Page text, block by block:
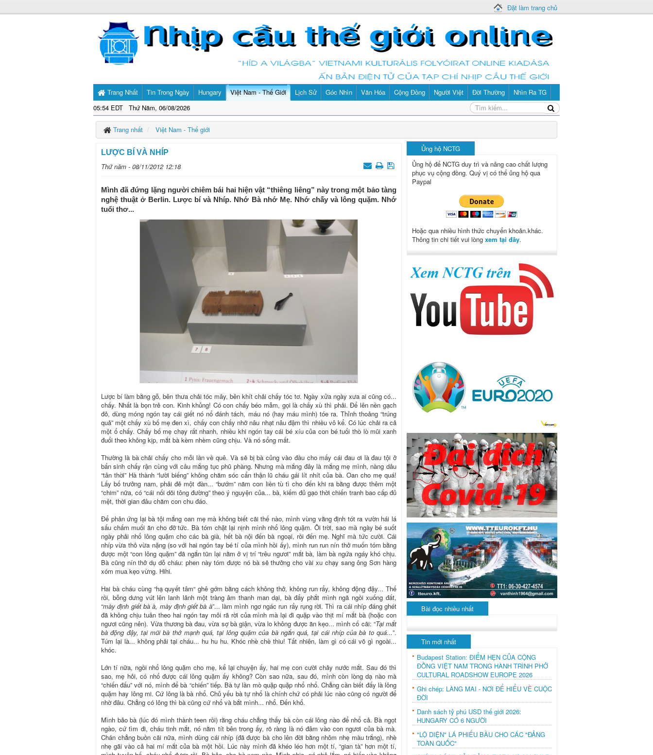
Đặt làm trang chủ
Trang Nhất
05:54 EDT Thứ Năm, 06/08/2026
Tin Trong Ngày Hungary Việt Nam - Thế Giới Lịch Sử Góc Nhìn Văn Hóa Cộng Đồng Người Việt Đời Thường Nhìn Ra TG
Trang nhất Việt Nam - Thế giới
LƯỢC BÍ VÀ NHÍP
Thứ năm - 08/11/2012 12:18
Mình đã đứng lặng người chiêm bái hai hiện vật “thiêng liêng” này trong một bảo tàng
nghệ thuật ở Berlin. Lược bí và Nhíp. Nhớ Bà nhớ Mẹ. Nhớ chấy và lông quặm. Nhớ
tuổi thơ...
Lược bí làm bằng gỗ, bên thưa chải tóc mây, bên khít chải chấy tóc tơ. Ngày xửa ngày xưa ai cũng có...
chấy. Nhất là bọn trẻ con. Kinh khủng! Có con chấy béo mẫm, gọi là chấy xù thì phải. Để lên nền gạch
đỏ, dùng móng ngón tay cái giết nó nổ đánh tách, máu nó (hay máu mình) tóe ra. Thỉnh thoảng “trúng
quả” một chấy xù bố mẹ đen xì, chấy con chấy nhỡ nâu nhạt nâu đậm thì nhiều vô kể. Có lúc chải ra cả
một ổ chấy. Chấy bố mẹ chạy rất nhanh, nhiều khi ngón tay cái bé xíu của con bé tuổi thò lò mũi xanh
đuổi theo không kịp, mắt bà kèm nhèm cũng chịu. Và nó sổng mất.
Thường là bà chải chấy cho mỗi lần về quê. Và sẽ bị bà củng vào đầu cho mấy cái đau ơi là đau tội ở
bẩn sinh chấy rận cùng với câu mắng tục phũ phàng. Nhưng mà mắng đây là mắng mẹ mình, nàng dâu
“tân thời” Hà thành “lười biếng” không chăm sóc cẩn thận lũ cháu gái lít nhít của bà. Oan cho mẹ quá!
Lấy bố trưởng nam, phải đẻ một đàn... “bướm” năm con liền tù tì cho đến khi ra bằng được thêm một
“chim” nữa, có “cái nối dõi tông đường” theo ý nguyện của... bà, kiếm đủ gạo thời chiến tranh bao cấp đủ
mệt, thời gian đâu chăm con chu đáo.
Để phản ứng lại bà tội mắng oan mẹ mà không biết cãi thế nào, mình vùng vằng định tót ra vườn hái lá
sấu chấm muối ăn cho đỡ tức. Bà tóm chặt lại nịnh mình nhổ lông quặm. Ôi trời, sao mà ngày bé suốt
ngày phải nhổ lông quặm cho các bà già, hết bà nội đến bà ngoại, rồi đến mẹ. Nghĩ mà tức cười. Cái
nhíp vừa thô vừa nặng (so với hai ngón tay bé tí của mình hồi ấy), mình run run nín thở muốn tóm bằng
được một “con lông quặm” đã ngắn tũn lại nằm ở vị trí “trêu ngươi” mắt bà, làm bà ngứa ngáy khó chịu.
Bà cũng nín thở dụ dỗ cháu: phen này tóm được nó bà sẽ thưởng cho vài xu chạy sang ông Sơn hàng
xóm mua kẹo vừng. Hihi.
Hai bà cháu cùng “hạ quyết tâm“ ghê gớm bằng cách không thở, không run rẩy, không động đậy... Thế
rồi, bỗng dưng vút lên lanh lảnh một tràng âm thanh man dại, bà đẩy phắt mình ngã ngồi xuống đất,
“mày định giết bà à, mày định giết bà à”... làm mình ngơ ngác run rẩy rụng rời. Thì ra cái nhíp đáng ghét
đã không chịu tuân theo hai ngón tay mỏi rã rời của mình mà lại đi quặp vào thịt mí mắt bà (hoặc con
ngươi cũng nên). Vừa thương bà đau, vừa sợ bà giận, vừa lo không được ăn kẹo... mình cố cãi: “Tại mắt
bà động đậy, tại mũi bà thở mạnh quá, tại lông quặm của bà ngắn quá, tại cái nhíp của bà to quá...”.
Túm lại là... không phải tại cháu... hu hu hu. Khóc nhè chè thiu! Tất nhiên, làm gì có cái võ gì ngoài...
khóc.
Lớn tí nữa, ngồi nhổ lông quặm cho mẹ, kể lại chuyện ấy, hai mẹ con cười chảy nước mắt. Sau đó thì
sao, mẹ hỏi, có nhổ được cái lông quặm ấy không? Còn sao nữa, sau đó, mình còn lòng dạ nào mà
“chiến đấu” với nó, mình để bà “chiến” tiếp. Bà tự lần mò quặp quặp nhổ nhổ. Chẳng cần biết đấy là lông
quặm hay lông mi. Cứ lông là bà nhổ. Chủ yếu bà tự nhổ là chính chứ có phải lúc nào cũng có người để
nhờ đâu. Chẳng có lông thì bà cũng cứ nhổ và bắt mình... nhổ. Đến khổ.
Mình bảo bà (lúc đó mình thành teen rồi) rằng cháu chẳng thấy bà còn cái lông nào để nhổ cả. Bà ngọt
ngào, cứ tìm đi, cháu tinh mắt, nó nằm tít bên trong ấy, rõ ràng là nó đâm vào con ngươi của bà mà.
Chán chẳng buồn cãi nữa, mình dùng cái nhíp (đã được bà cho lên đời bằng nhôm nhẹ màu trắng), nhè
nhẹ gãi vào cả hai mí mắt của bà một hồi. Lúc này mình đã khéo léo hơn một tí, “gian tà” hơn một tí,
Ủng hộ NCTG
Ủng hộ để NCTG duy trì và nâng cao chất lượng
phục vụ cộng đồng. Quý vị có thể ủng hộ qua
Paypal
Hoặc qua nhiều hình thức chuyển khoản.khác.
Thông tin chi tiết vui lòng xem tại đây.
Bài đọc nhiều nhất
Tin mới nhất
Budapest Station: ĐIỂM HẸN CỦA CỘNG
ĐỒNG VIỆT NAM TRONG HÀNH TRÌNH PHỞ
CULTURAL ROADSHOW EUROPE 2026
Ghi chép: LÀNG MAI - NƠI ĐỂ HIỂU VỀ CUỘC
ĐỜI
Danh sách tỷ phú USD thế giới 2026:
HUNGARY CÓ 6 NGƯỜI
"LỘ DIỆN" LÁ PHIẾU BẦU CHO CÁC "ĐẢNG
TOÀN QUỐC"